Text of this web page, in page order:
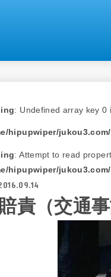
: Undefined array key 0
hipupwiper/
: Attempt to read
hipupwiper/
責（交通